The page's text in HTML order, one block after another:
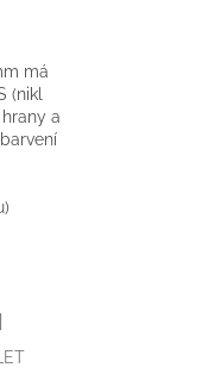
má
(nikl
a